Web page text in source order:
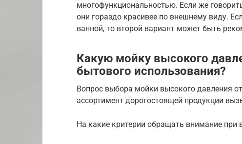
многофункциональностью. Если же
они гораздо красивее по внешнему виду.
ванной, то второй вариант может быть
Какую мойку высокого
бытового использования?
Вопрос выбора мойки высокого давления
ассортимент дорогостоящей продукции
На какие критерии обращать внимание